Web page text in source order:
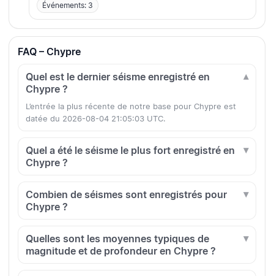
Événements: 3
FAQ – Chypre
Quel est le dernier séisme enregistré en
Chypre ?
L’entrée la plus récente de notre base pour Chypre est
datée du 2026-08-04 21:05:03 UTC.
Quel a été le séisme le plus fort enregistré en
Chypre ?
Combien de séismes sont enregistrés pour
Chypre ?
Quelles sont les moyennes typiques de
magnitude et de profondeur en Chypre ?